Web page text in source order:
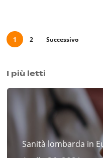
1 2 Successivo
I più letti
Sanità lombarda in